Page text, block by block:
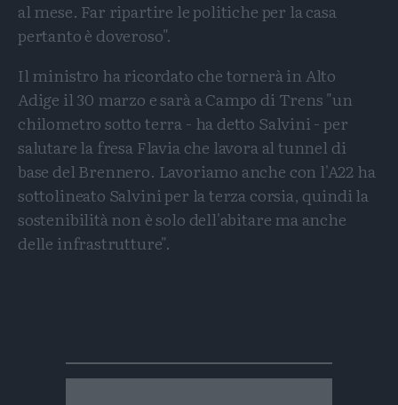
al mese. Far ripartire le politiche per la casa
pertanto è doveroso".
Il ministro ha ricordato che tornerà in Alto
Adige il 30 marzo e sarà a Campo di Trens "un
chilometro sotto terra - ha detto Salvini - per
salutare la fresa Flavia che lavora al tunnel di
base del Brennero. Lavoriamo anche con l'A22 ha
sottolineato Salvini per la terza corsia, quindi la
sostenibilità non è solo dell'abitare ma anche
delle infrastrutture".